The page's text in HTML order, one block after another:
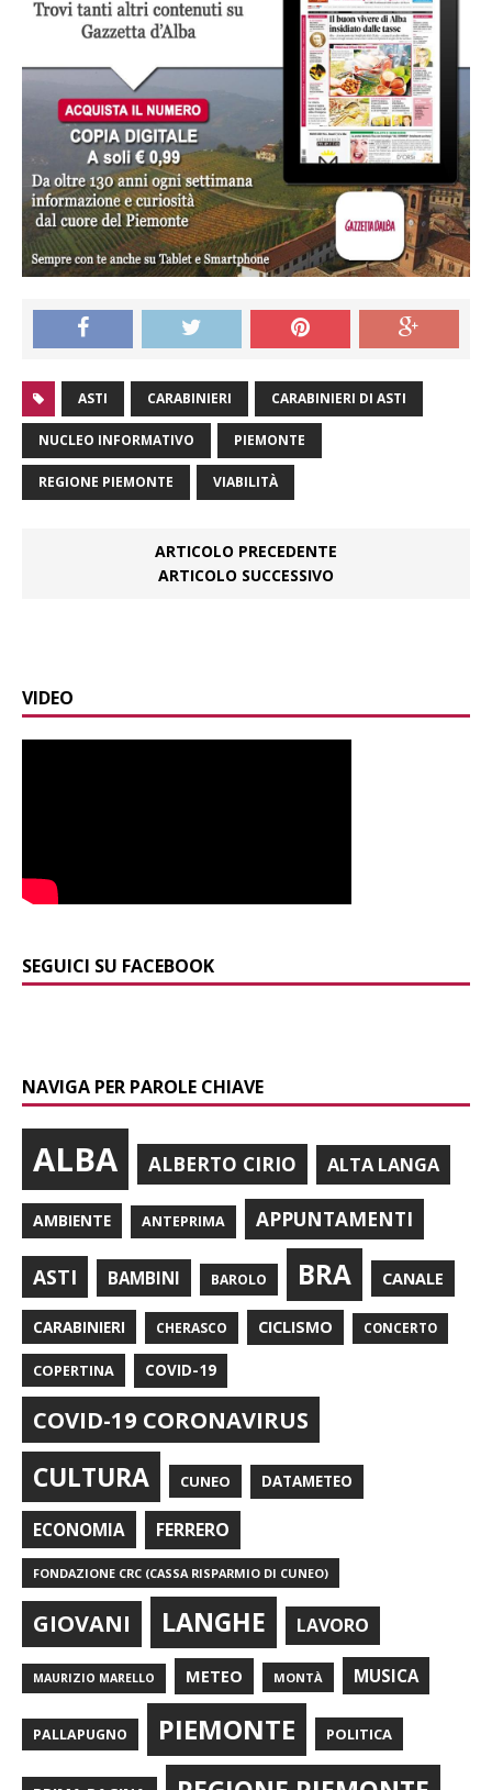
ASTI CARABINIERI CARABINIERI DI ASTI
NUCLEO INFORMATIVO PIEMONTE
REGIONE PIEMONTE VIABILITÀ
ARTICOLO PRECEDENTE
ARTICOLO SUCCESSIVO
VIDEO
SEGUICI SU FACEBOOK
NAVIGA PER PAROLE CHIAVE
ALBA ALBERTO CIRIO ALTA LANGA
AMBIENTE ANTEPRIMA APPUNTAMENTI
ASTI BAMBINI BAROLO BRA CANALE
CARABINIERI CHERASCO CICLISMO CONCERTO
COPERTINA COVID-19
COVID-19 CORONAVIRUS
CULTURA CUNEO DATAMETEO
ECONOMIA FERRERO
FONDAZIONE CRC (CASSA RISPARMIO DI CUNEO)
GIOVANI LANGHE LAVORO
MAURIZIO MARELLO METEO MONTÀ MUSICA
PALLAPUGNO PIEMONTE POLITICA